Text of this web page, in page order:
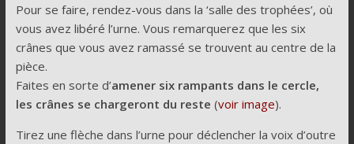
Pour se faire, rendez-vous dans la ‘salle des trophées’, où
vous avez libéré l’urne. Vous remarquerez que les six
crânes que vous avez ramassé se trouvent au centre de la
pièce.
Faites en sorte d’amener six rampants dans le cercle,
les crânes se chargeront du reste (voir image).
Tirez une flèche dans l’urne pour déclencher la voix d’outre